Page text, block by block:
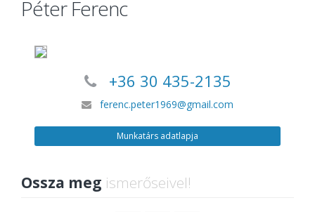
Péter Ferenc
+36 30 435-2135
ferenc.peter1969@gmail.com
Munkatárs adatlapja
Ossza meg ismerőseivel!